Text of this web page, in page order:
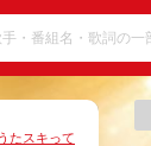
うたスキって